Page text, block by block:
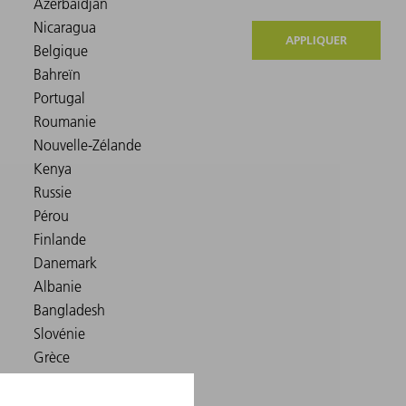
APPLIQUER